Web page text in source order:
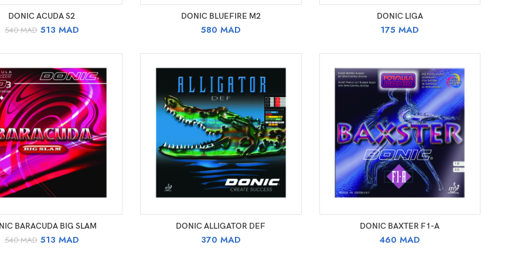
CHOIX DES OPTIONS
DONIC ACUDA S2
540MAD Le
initial
540 MAD.
513 MADLe
actuel
513 MAD.
CHOIX DES OPTIONS
DONIC BLUEFIRE M2
580 MAD
CHOIX DES OPTIONS
DONIC LIGA
175MAD
CHOIX DES OPTIONS
BARACUDA BIG SLAM
540MAD Le
513 MADLe
CHOIX DES OPTIONS
DONIC ALLIGATOR DEF
370 MAD
CHOIX DES OPTIONS
DONIC BAXTER F1-A
460MAD